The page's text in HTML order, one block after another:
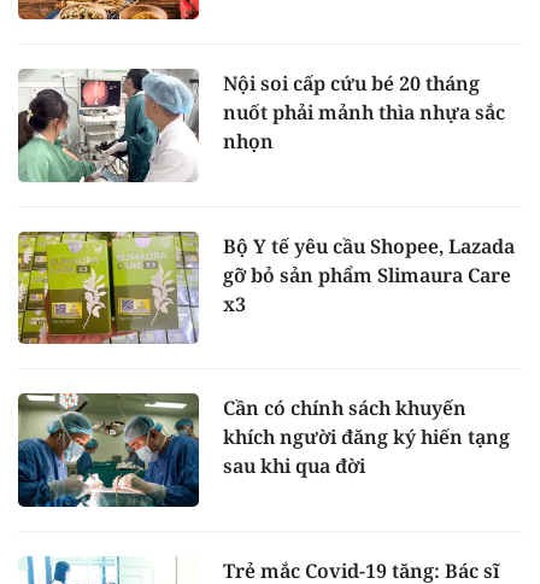
Nội soi cấp cứu bé 20 tháng
nuốt phải mảnh thìa nhựa sắc
nhọn
Bộ Y tế yêu cầu Shopee, Lazada
gỡ bỏ sản phẩm Slimaura Care
x3
Cần có chính sách khuyến
khích người đăng ký hiến tạng
sau khi qua đời
Trẻ mắc Covid-19 tăng: Bác sĩ